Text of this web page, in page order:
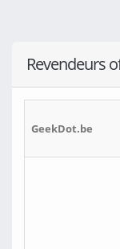
Revendeurs
GeekDot.be